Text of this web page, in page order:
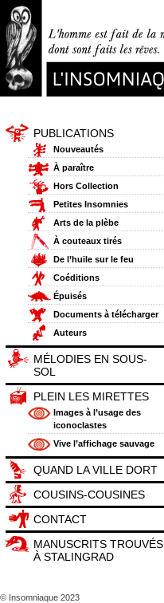
PUBLICATIONS
Nouveautés
À paraître
Hors Collection
Petites Insomnies
Arts de la plèbe
À couteaux tirés
De l’huile sur le feu
Coéditions
Épuisés
Documents à télécharger
Auteurs
MÉLODIES EN SOUS-
SOL
PLEIN LES MIRETTES
Images à l’usage des
iconoclastes
Vive l’affichage sauvage
QUAND LA VILLE DORT
COUSINS-COUSINES
CONTACT
MANUSCRITS TROUVÉS
À STALINGRAD
© Insomniaque 2023